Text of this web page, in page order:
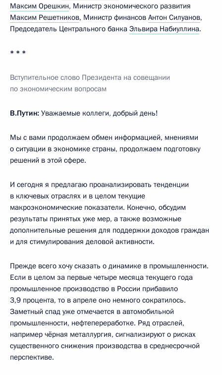
Максим Орешкин, Министр экономического развития
Максим Решетников, Министр финансов Антон Силуанов,
Председатель Центрального банка Эльвира Набиуллина.
* * *
Вступительное слово Президента на совещании
по экономическим вопросам
В.Путин: Уважаемые коллеги, добрый день!
Мы с вами продолжаем обмен информацией, мнениями
о ситуации в экономике страны, продолжаем подготовку
решений в этой сфере.
И сегодня я предлагаю проанализировать тенденции
в ключевых отраслях и в целом текущие
макроэкономические показатели. Конечно, обсудим
результаты принятых уже мер, а также возможные
дополнительные решения для поддержки доходов граждан
и для стимулирования деловой активности.
Прежде всего хочу сказать о динамике в промышленности.
Если в целом за первые четыре месяца текущего года
промышленное производство в России прибавило
3,9 процента, то в апреле оно немного сократилось.
Заметный спад уже отмечается в автомобильной
промышленности, нефтепереработке. Ряд отраслей,
например чёрная металлургия, сигнализируют о рисках
существенного снижения производства в среднесрочной
перспективе.